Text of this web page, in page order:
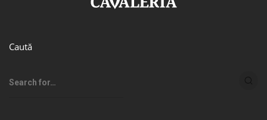
Caută